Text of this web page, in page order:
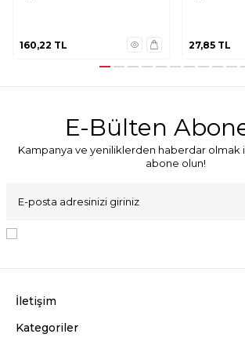
160,22 TL 27,85TL
E-Bülten
Kampanya ve yeniliklerden haberdar olmak
abone olun!
İletişim
Kategoriler